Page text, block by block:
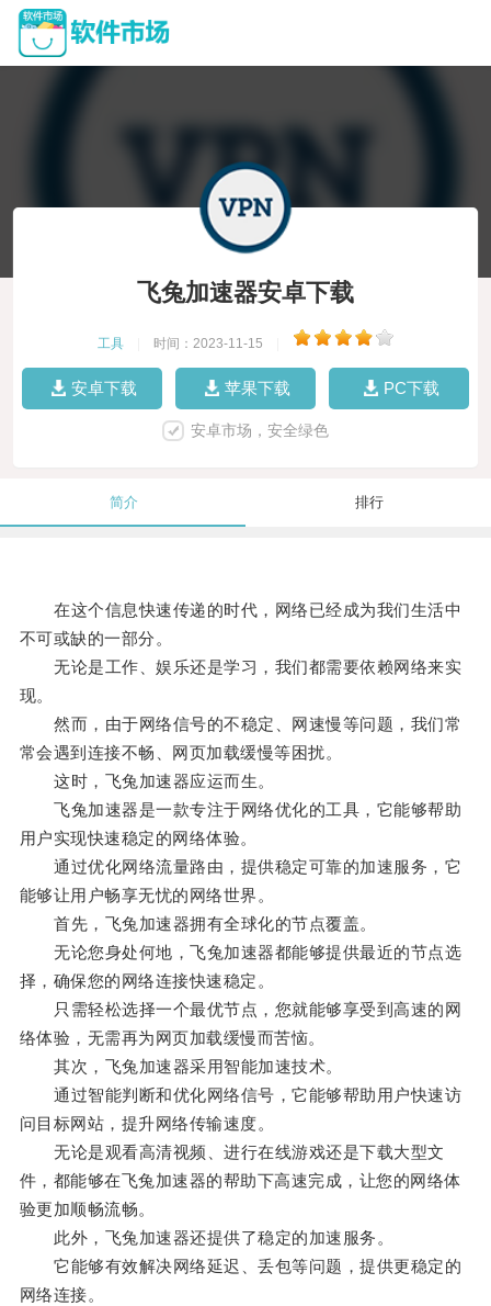
飞兔加速器安卓下载
工具 时间：2023-11-15
安卓下载 苹果下载 PC下载
安卓市场，安全绿色
简介 排行
在这个信息快速传递的时代，网络已经成为我们生活中
不可或缺的一部分。
无论是工作、娱乐还是学习，我们都需要依赖网络来实
现。
然而，由于网络信号的不稳定、网速慢等问题，我们常
常会遇到连接不畅、网页加载缓慢等困扰。
这时，飞兔加速器应运而生。
飞兔加速器是一款专注于网络优化的工具，它能够帮助
用户实现快速稳定的网络体验。
通过优化网络流量路由，提供稳定可靠的加速服务，它
能够让用户畅享无忧的网络世界。
首先，飞兔加速器拥有全球化的节点覆盖。
无论您身处何地，飞兔加速器都能够提供最近的节点选
择，确保您的网络连接快速稳定。
只需轻松选择一个最优节点，您就能够享受到高速的网
络体验，无需再为网页加载缓慢而苦恼。
其次，飞兔加速器采用智能加速技术。
通过智能判断和优化网络信号，它能够帮助用户快速访
问目标网站，提升网络传输速度。
无论是观看高清视频、进行在线游戏还是下载大型文
件，都能够在飞兔加速器的帮助下高速完成，让您的网络体
验更加顺畅流畅。
此外，飞兔加速器还提供了稳定的加速服务。
它能够有效解决网络延迟、丢包等问题，提供更稳定的
网络连接。